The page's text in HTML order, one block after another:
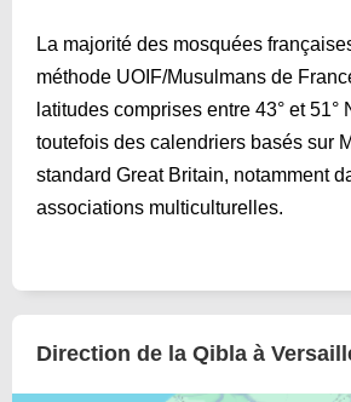
La majorité des mosquées
méthode UOIF/Musulmans de
latitudes comprises entre 43° et 51°
toutefois des calendriers basés sur
standard Great Britain, notamment
associations multiculturelles.
Direction de la Qibla à